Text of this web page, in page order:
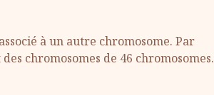
à un autre chromosome. Par
chromosomes de 46 chromosomes.